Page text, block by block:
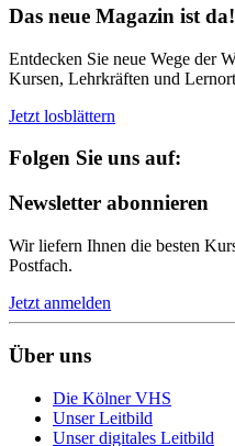
Das neue Magazin ist da!
Entdecken Sie neue Wege der
Kursen, Lehrkräften und
Jetzt losblättern
Folgen Sie uns auf:
Newsletter abonnieren
Wir liefern Ihnen die besten
Postfach.
Jetzt anmelden
Über uns
Die Kölner VHS
Unser Leitbild
Unser digitales Leitbild